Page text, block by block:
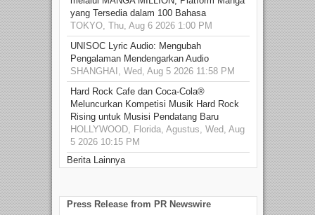
yang Tersedia dalam 100 Bahasa
TOKYO, Thu, Aug 6 2026 1:00 PM
UNISOC Lyric Audio: Mengubah
Pengalaman Mendengarkan Audio
SHANGHAI, Wed, Aug 5 2026 11:58 PM
Hard Rock Cafe dan Coca-Cola®
Meluncurkan Kompetisi Musik Hard Rock
Rising untuk Musisi Pendatang Baru
HOLLYWOOD, Florida, Agustus, Wed, Aug
5 2026 10:15 PM
Berita Lainnya
Press Release from PR Newswire